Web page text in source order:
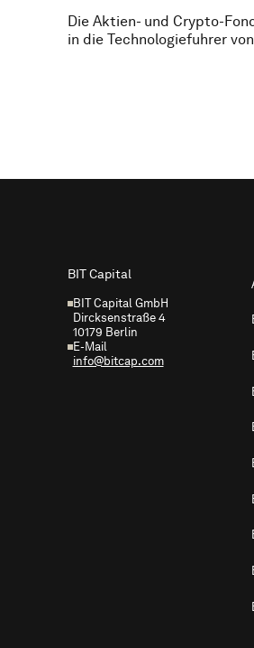
Die Aktien- und Crypto-
in die Technologiefuhrer
BIT Capital
BIT Capital GmbH
Dircksenstraße 4
10179 Berlin
E-Mail
info@bitcap.com